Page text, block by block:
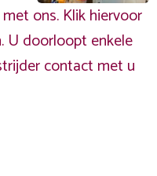
ons. Klik hiervoor
U doorloopt enkele
contact met u